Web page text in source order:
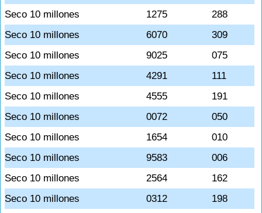
Seco 10 millones
1275
288
Seco 10 millones
6070
309
Seco 10 millones
9025
075
Seco 10 millones
4291
111
Seco 10 millones
4555
191
Seco 10 millones
0072
050
Seco 10 millones
1654
010
Seco 10 millones
9583
006
Seco 10 millones
2564
162
Seco 10 millones
0312
198